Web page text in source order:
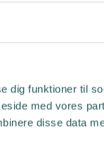
dig funktioner til
med vores
disse data